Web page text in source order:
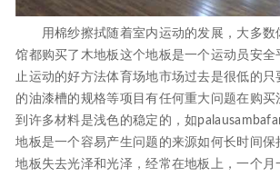
用棉纱擦拭随着室内运动的发展，大多数
馆都购买了木地板这个地板是一个运动员安全
止运动的好方法体育场地市场过去是很低的只
的油漆槽的规格等项目有任何重大问题在购买
到许多材料是浅色的稳定的，如
地板是一个容易产生问题的来源如何长时间保
地板失去光泽和光泽，经常在地板上，一个月